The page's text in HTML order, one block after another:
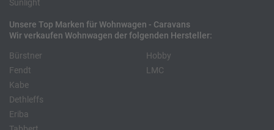
Sunlight
Unsere Top Marken für Wohnwagen - Caravans
Wir verkaufen Wohnwagen der folgenden Hersteller:
Bürstner
Fendt
Kabe
Hobby
LMC
Dethleffs
Eriba